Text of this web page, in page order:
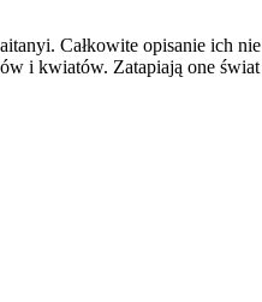
Całkowite opisanie ich
i kwiatów. Zatapiają one